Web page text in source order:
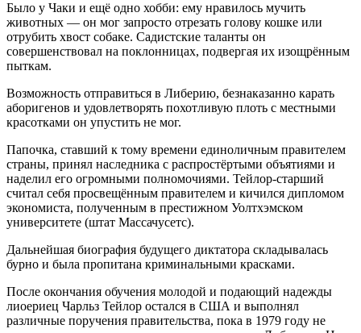
Было у Чаки и ещё одно хобби: ему нравилось мучить
животных — он мог запросто отрезать голову кошке или
отрубить хвост собаке. Садистские таланты он
совершенствовал на поклонницах, подвергая их изощрённым
пыткам.
Возможность отправиться в Либерию, безнаказанно карать
аборигенов и удовлетворять похотливую плоть с местными
красотками он упустить не мог.
Папочка, ставший к тому времени единоличным правителем
страны, принял наследника с распростёртыми объятиями и
наделил его огромными полномочиями. Тейлор-старший
считал себя просвещённым правителем и кичился дипломом
экономиста, полученным в престижном Уолтхэмском
университете (штат Массачусетс).
Дальнейшая биография будущего диктатора складывалась
бурно и была пропитана криминальными красками.
После окончания обучения молодой и подающий надежды
лиоериец Чарльз Тейлор остался в США и выполнял
различные поручения правительства, пока в 1979 году не